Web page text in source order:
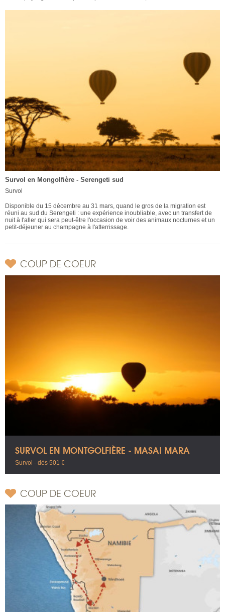
Survol en Mongolfière - Serengeti sud
Survol
Disponible du 15 décembre au 31 mars, quand le gros de la migration est
réuni au sud du Serengeti : une expérience inoubliable, avec un transfert de
nuit à l'aller qui sera peut-être l'occasion de voir des animaux nocturnes et un
petit-déjeuner au champagne à l'atterrissage.
COUP DE COEUR
SURVOL EN MONTGOLFIÈRE - MASAI MARA
Survol - dès 501 €
COUP DE COEUR